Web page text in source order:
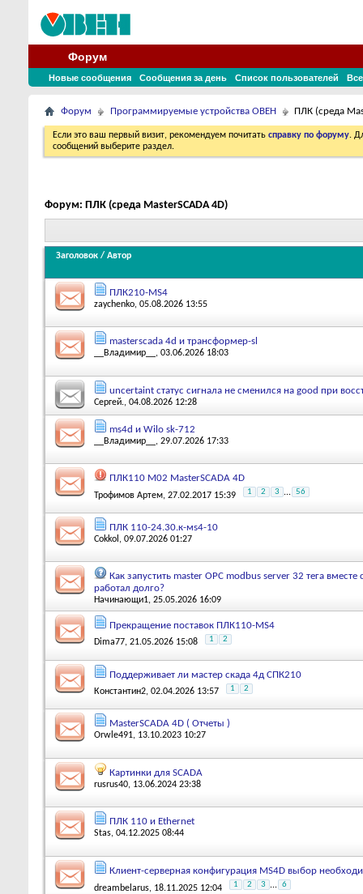
Форум
Новые сообщения Сообщения за день Список пользователей
Форум Программируемые устройства ОВЕН ПЛК (среда
Если это ваш первый визит, рекомендуем почитать справку по форуму.
сообщений выберите раздел.
Форум: ПЛК (среда MasterSCADA 4D)
Заголовок / Автор
ПЛК210-MS4
zaychenko, 05.08.2026 13:55
masterscada 4d и трансформер-sl
__Владимир__ , 03.06.2026 18:03
uncertaint статус сигнала не сменился на good при
Сергей., 04.08.2026 12:28
ms4d и Wilo sk-712
__Владимир__ , 29.07.2026 17:33
ПЛК110 М02 MasterSCADA 4D
Трофимов Артем, 27.02.2017 15:39 1 2 3 ... 56
ПЛК 110-24.30.к-мs4-10
Cokkol , 09.07.2026 01:27
Как запустить master OPC modbus server 32 тега
работал долго?
Начинающи1, 25.05.2026 16:09
Прекращение поставок ПЛК110-MS4
Dima77, 21.05.2026 15:08 1 2
Поддерживает ли мастер скада 4д СПК210
Константин2, 02.04.2026 13:57 1 2
MasterSCADA 4D ( Отчеты )
Orwle491, 13.10.2023 10:27
Картинки для SCADA
rusrus40, 13.06.2024 23:38
ПЛК 110 и Ethernet
Stas, 04.12.2025 08:44
Клиент-серверная конфигурация MS4D выбор
dreambelarus, 18.11.2025 12:04 1 2 3 ... 6